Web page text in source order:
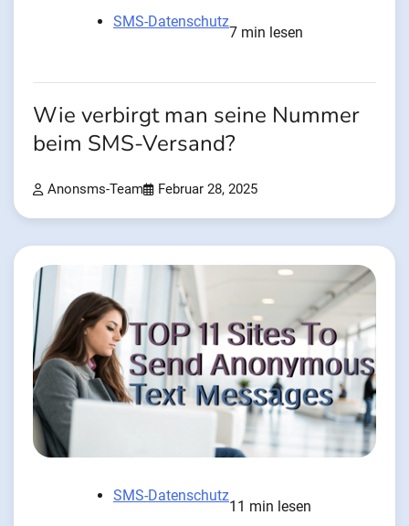
SMS-Datenschutz
7 min lesen
Wie verbirgt man seine Nummer
beim SMS-Versand?
Anonsms-Team Februar 28, 2025
SMS-Datenschutz
11 min lesen